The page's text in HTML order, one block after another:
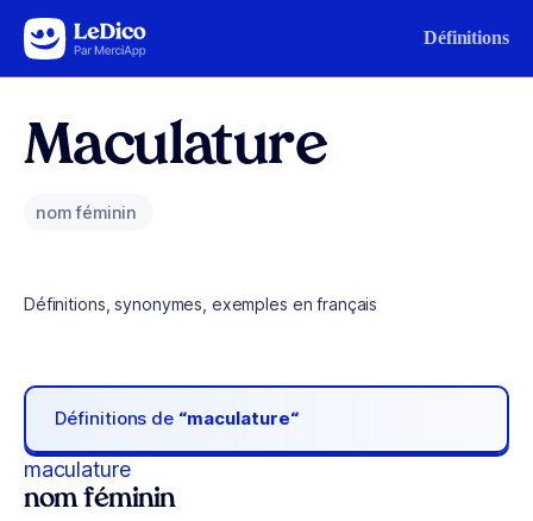
Aller au contenu Définitions
Maculature
nom féminin
Définitions, synonymes, exemples en français
Définitions de “maculature“
maculature
nom féminin